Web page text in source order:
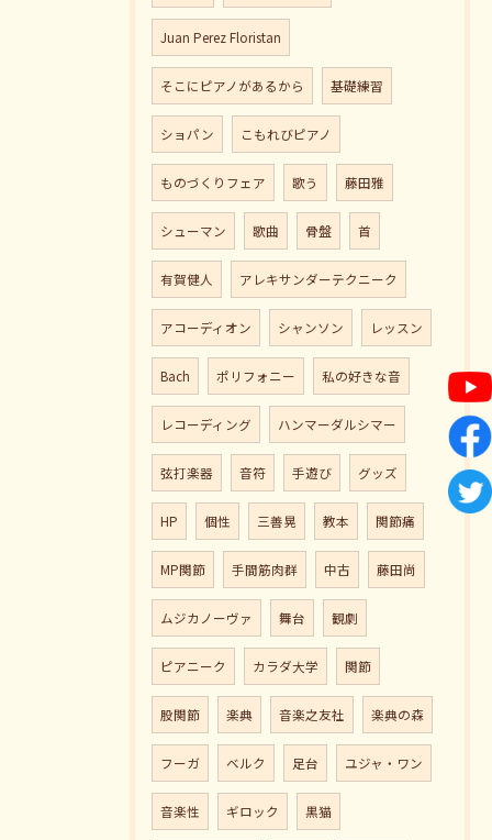
Juan Perez Floristan
そこにピアノがあるから 基礎練習
ショパン こもれびピアノ
ものづくりフェア 歌う 藤田雅
シューマン 歌曲 骨盤 首
有賀健人 アレキサンダーテクニーク
アコーディオン シャンソン レッスン
Bach ポリフォニー 私の好きな音
レコーディング ハンマーダルシマー
弦打楽器 音符 手遊び グッズ
HP 個性 三善晃 教本 関節痛
MP関節 手間筋肉群 中古 藤田尚
ムジカノーヴァ 舞台 観劇
ピアニーク カラダ大学 関節
股関節 楽典 音楽之友社 楽典の森
フーガ ベルク 足台 ユジャ・ワン
音楽性 ギロック 黒猫